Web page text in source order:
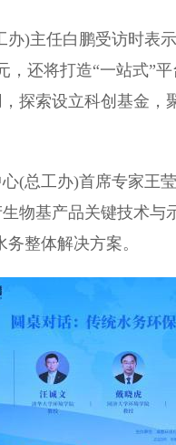
主任白鹏受访时表示
，还将打造“一站式”
探索设立科创基金
工办)首席专家王
物基产品关键技术
整体解决方案。